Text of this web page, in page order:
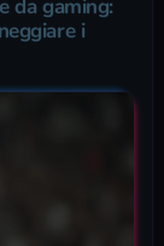
da gaming:
i